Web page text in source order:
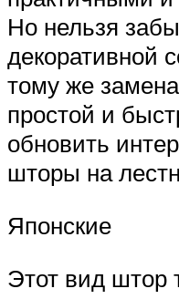
Но нельзя
декоративной
тому же
простой и
обновить
шторы на
Японские
Этот вид штор